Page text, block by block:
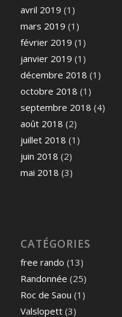
avril 2019 (1)
mars 2019 (1)
février 2019 (1)
janvier 2019 (1)
décembre 2018 (1)
octobre 2018 (1)
septembre 2018 (4)
août 2018 (2)
juillet 2018 (1)
juin 2018 (2)
mai 2018 (3)
CATÉGORIES
free rando (13)
Randonnée (25)
Roc de Saou (1)
Valslopett(3)